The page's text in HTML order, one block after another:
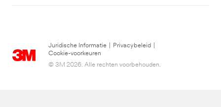
Juridische Informatie Privacybeleid
Cookie-voorkeuren
© 3M 2026. Alle rechten voorbehouden.